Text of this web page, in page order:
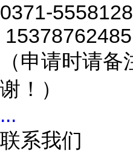
0371-
15378762485
（申请时请
谢！）
...
联系我们